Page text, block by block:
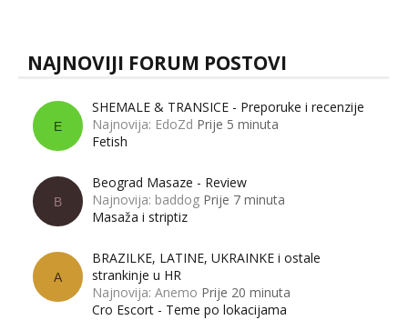
NAJNOVIJI FORUM POSTOVI
E
SHEMALE & TRANSICE - Preporuke i recenzije
Najnovija: EdoZd Prije 5 minuta
Fetish
B
Beograd Masaze - Review
Najnovija: baddog Prije 7 minuta
Masaža i striptiz
A
BRAZILKE, LATINE, UKRAINKE i ostale
strankinje u HR
Najnovija: Anemo Prije 20 minuta
Cro Escort - Teme po lokacijama